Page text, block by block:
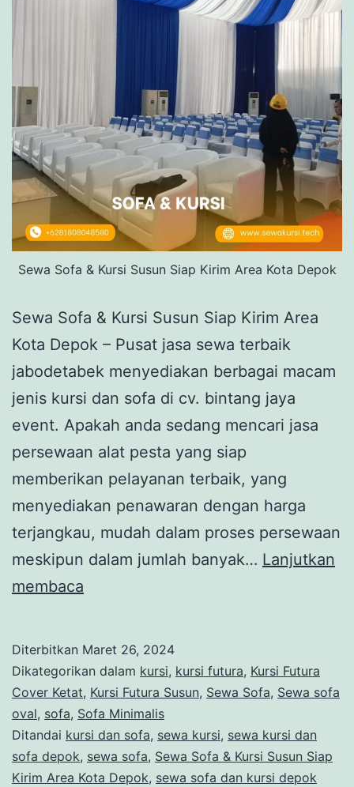
Sewa Sofa & Kursi Susun Siap Kirim Area Kota Depok
Sewa Sofa & Kursi Susun Siap Kirim Area
Kota Depok – Pusat jasa sewa terbaik
jabodetabek menyediakan berbagai macam
jenis kursi dan sofa di cv. bintang jaya
event. Apakah anda sedang mencari jasa
persewaan alat pesta yang siap
memberikan pelayanan terbaik, yang
menyediakan penawaran dengan harga
terjangkau, mudah dalam proses persewaan
meskipun dalam jumlah banyak… Lanjutkan
membaca
Kursi
Susun
Siap
Kirim
Area
Diterbitkan Maret 26, 2024
Dikategorikan dalam kursi, kursi futura, Kursi Futura
Cover Ketat, Kursi Futura Susun, Sewa Sofa, Sewa sofa
oval, sofa, Sofa Minimalis
Ditandai kursi dan sofa, sewa kursi, sewa kursi dan
sofa depok, sewa sofa, Sewa Sofa & Kursi Susun Siap
Kirim Area Kota Depok, sewa sofa dan kursi depok